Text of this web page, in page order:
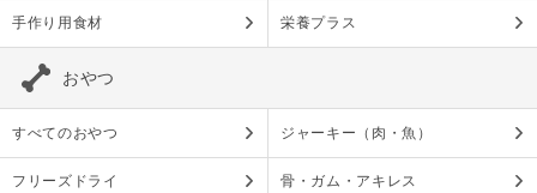
手作り用食材 栄養プラス
おやつ
すべてのおやつ ジャーキー（肉・魚）
フリーズドライ 骨・ガム・アキレス